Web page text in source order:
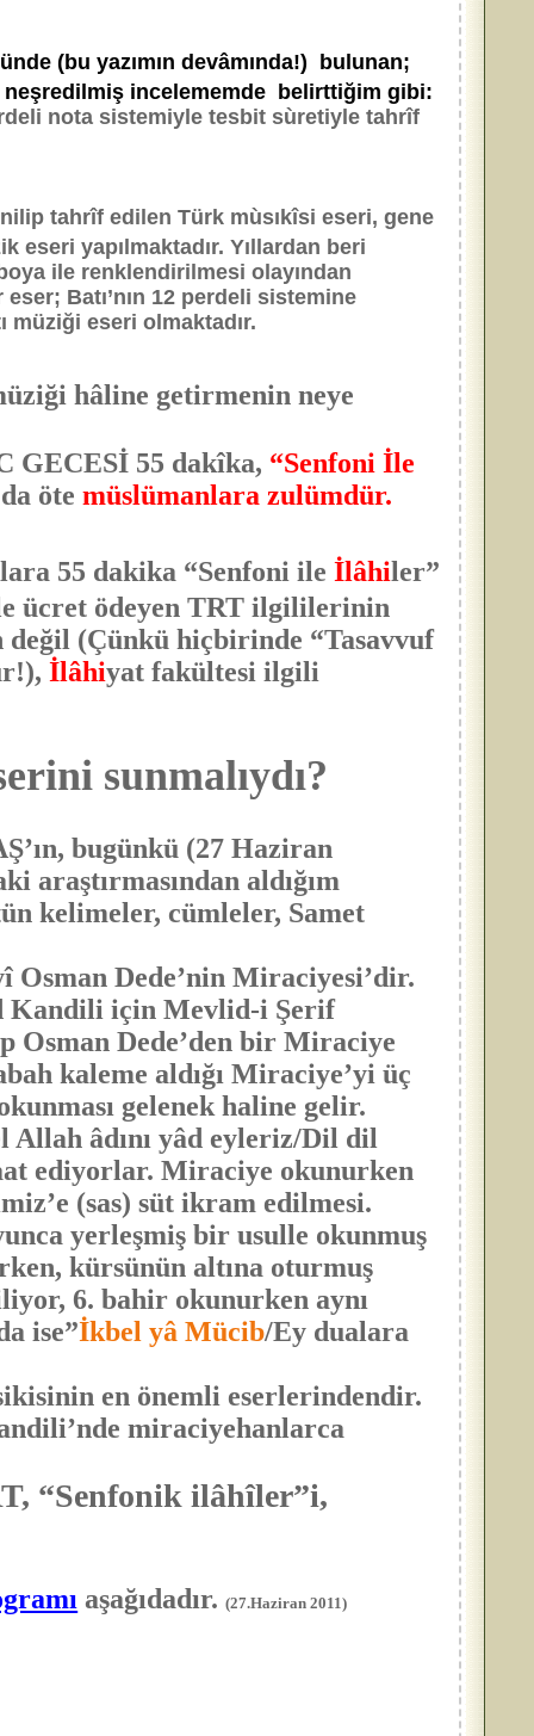
(bu yazımın devâmında!) bulunan;
neşredilmiş incelememde belirttiğim gibi:
nota sistemiyle tesbit sùretiyle tahrîf
tahrîf edilen Türk mùsıkîsi eseri, gene
eseri yapılmaktadır. Yıllardan beri
ile renklendirilmesi olayından
Batı’nın 12 perdeli sistemine
müziği eseri olmaktadır.
hâline getirmenin neye
GECESİ 55 dakîka, “Senfoni İle
da ötemüslümanlara zulümdür.
55 dakika “Senfoni ileİlâhiler”
ücret ödeyen TRT ilgililerinin
(Çünkü hiçbirinde “Tasavvuf
İlâhiyat fakültesi ilgili
sunmalıydı?
bugünkü (27 Haziran
araştırmasından aldığım
kelimeler, cümleler, Samet
Dede’nin Miraciyesi’dir.
Kandili için Mevlid-i Şerif
Osman Dede’den bir Miraciye
kaleme aldığı Miraciye’yi üç
gelenek haline gelir.
âdını yâd eyleriz/Dil dil
ediyorlar. Miraciye okunurken
(sas) süt ikram edilmesi.
yerleşmiş bir usulle okunmuş
kürsünün altına oturmuş
6. bahir okunurken aynı
ise”İkbel yâ Mücib/Ey dualara
en önemli eserlerindendir.
miraciyehanlarca
“Senfonik ilâhîler”i,
aşağıdadır.(27.Haziran 2011)